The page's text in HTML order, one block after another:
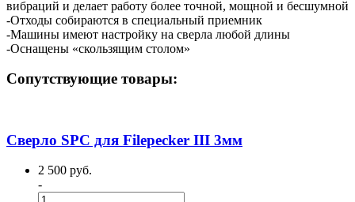
вибраций и делает работу более точной, мощной и бесшумной
-Отходы собираются в специальный приемник
-Машины имеют настройку на сверла любой длины
-Оснащены «скользящим столом»
Сопутствующие товары:
Сверло SPC для Filepecker III 3мм
2 500 руб.
-